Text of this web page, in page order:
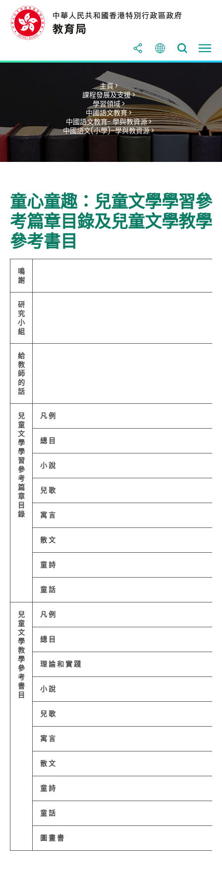
主頁 >
課程發展及支援 >
學習領域 >
中國語文教育 >
中國語文教育- 學與教資源 >
中國語文(小學)–學與教資源 >
童心童趣：兒童文學學習參
考篇章目錄及兒童文學教學
參考書目
鳴
謝
研
究
小
組
給
教
師
的
話
兒
童
文
學
學
習
參
考
篇
章
目
錄
凡 例
總 目
小 說
兒 歌
寓 言
散 文
童 詩
童 話
兒
童
文
學
教
學
參
考
書
目
凡 例
總 目
理 論 和 實 踐
小 說
兒 歌
寓 言
散 文
童 詩
童 話
圖 畫 書